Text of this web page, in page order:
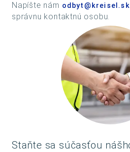
Napíšte nám odbyt@kreisel.sk
správnu kontaktnú osobu.
Staňte sa súčasťou